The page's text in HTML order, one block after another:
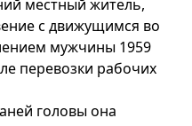
местный житель,
с движущимся во
мужчины 1959
перевозки рабочих
головы она